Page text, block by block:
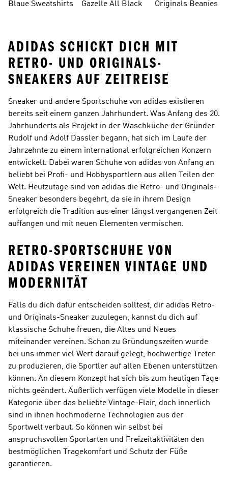
Blaue Sweatshirts Gazelle All Black
Oberteile
Originals Beanies
ADIDAS SCHICKT DICH MIT
RETRO- UND ORIGINALS-
SNEAKERS AUF ZEITREISE
Sneaker und andere Sportschuhe von adidas existieren
bereits seit einem ganzen Jahrhundert. Was Anfang des 20.
Jahrhunderts als Projekt in der Waschküche der Gründer
Rudolf und Adolf Dassler begann, hat sich im Laufe der
Jahrzehnte zu einem international erfolgreichen Konzern
entwickelt. Dabei waren Schuhe von adidas von Anfang an
beliebt bei Profi- und Hobbysportlern aus allen Teilen der
Welt. Heutzutage sind von adidas die Retro- und Originals-
Sneaker besonders begehrt, da sie in ihrem Design
erfolgreich die Tradition aus einer längst vergangenen Zeit
auffangen und mit neuen Elementen vermischen.
RETRO-SPORTSCHUHE VON
ADIDAS VEREINEN VINTAGE UND
MODERNITÄT
Falls du dich dafür entscheiden solltest, dir adidas Retro-
und Originals-Sneaker zuzulegen, kannst du dich auf
klassische Schuhe freuen, die Altes und Neues
miteinander vereinen. Schon zu Gründungszeiten wurde
bei uns immer viel Wert darauf gelegt, hochwertige Treter
zu produzieren, die Sportler auf allen Ebenen unterstützen
können. An diesem Konzept hat sich bis zum heutigen Tage
nichts geändert. Äußerlich verfügen viele Modelle in dieser
Kategorie über das beliebte Vintage-Flair, doch innerlich
sind in ihnen hochmoderne Technologien aus der
Sportwelt verbaut. So können wir selbst bei
anspruchsvollen Sportarten und Freizeitaktivitäten den
bestmöglichen Tragekomfort und Schutz der Füße
garantieren.